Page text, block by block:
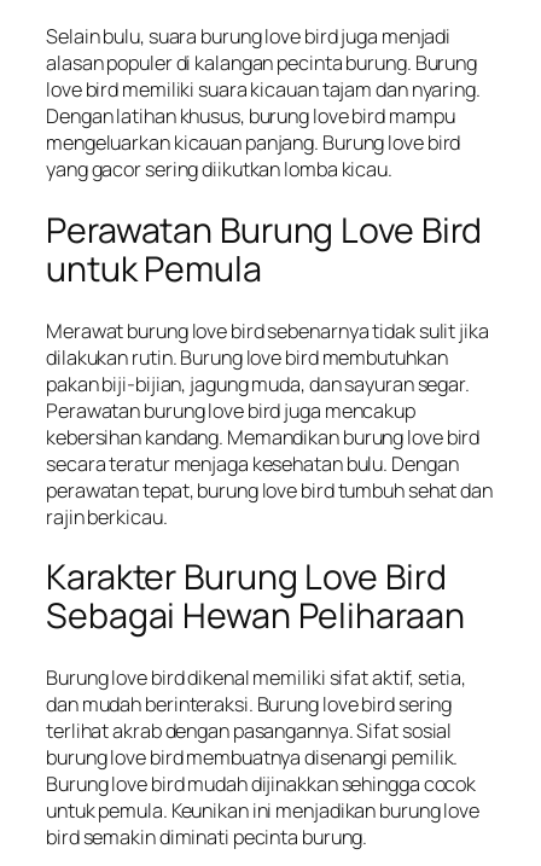
Selain bulu, suara burung love bird juga menjadi
alasan populer di kalangan pecinta burung. Burung
love bird memiliki suara kicauan tajam dan nyaring.
Dengan latihan khusus, burung love bird mampu
mengeluarkan kicauan panjang. Burung love bird
yang gacor sering diikutkan lomba kicau.
Perawatan Burung Love Bird
untuk Pemula
Merawat burung love bird sebenarnya tidak sulit jika
dilakukan rutin. Burung love bird membutuhkan
pakan biji-bijian, jagung muda, dan sayuran segar.
Perawatan burung love bird juga mencakup
kebersihan kandang. Memandikan burung love bird
secara teratur menjaga kesehatan bulu. Dengan
perawatan tepat, burung love bird tumbuh sehat dan
rajin berkicau.
Karakter Burung Love Bird
Sebagai Hewan Peliharaan
Burung love bird dikenal memiliki sifat aktif, setia,
dan mudah berinteraksi. Burung love bird sering
terlihat akrab dengan pasangannya. Sifat sosial
burung love bird membuatnya disenangi pemilik.
Burung love bird mudah dijinakkan sehingga cocok
untuk pemula. Keunikan ini menjadikan burung love
bird semakin diminati pecinta burung.